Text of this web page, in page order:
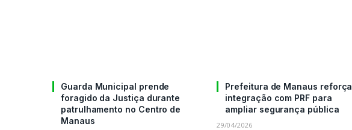
Guarda Municipal prende
foragido da Justiça durante
patrulhamento no Centro de
Manaus
Prefeitura de Manaus reforça
integração com PRF para
ampliar segurança pública
29/04/2026